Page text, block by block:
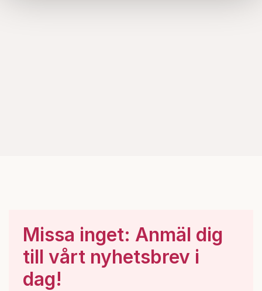
Missa inget: Anmäl dig
till vårt nyhetsbrev i
dag!